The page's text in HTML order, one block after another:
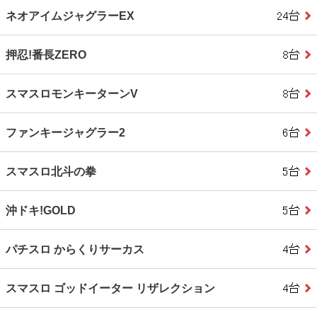
ネオアイムジャグラーEX
押忍!番長ZERO
スマスロモンキーターンV
ファンキージャグラー2
スマスロ北斗の拳
沖ドキ!GOLD
パチスロ からくりサーカス
スマスロ ゴッドイーター リザレクション